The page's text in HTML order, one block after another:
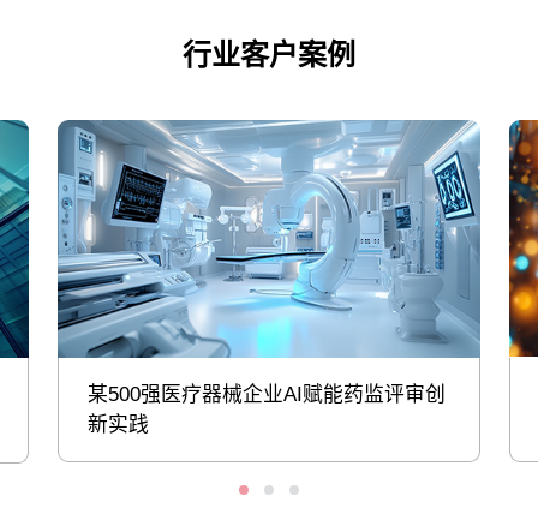
行业客户案例
某500强医疗器械企业AI赋能药监评审创
新实践